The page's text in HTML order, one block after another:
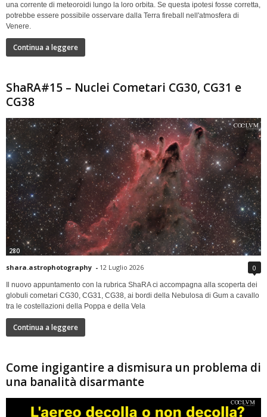
una corrente di meteoroidi lungo la loro orbita. Se questa ipotesi fosse corretta,
potrebbe essere possibile osservare dalla Terra fireball nell'atmosfera di
Venere.
Continua a leggere
ShaRA#15 – Nuclei Cometari CG30, CG31 e
CG38
280
shara.astrophotography - 12 Luglio 2026 0
Il nuovo appuntamento con la rubrica ShaRA ci accompagna alla scoperta dei
globuli cometari CG30, CG31, CG38, ai bordi della Nebulosa di Gum a cavallo
tra le costellazioni della Poppa e della Vela
Continua a leggere
Come ingigantire a dismisura un problema di
una banalità disarmante